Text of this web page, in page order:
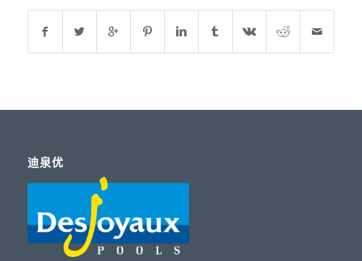
迪泉优